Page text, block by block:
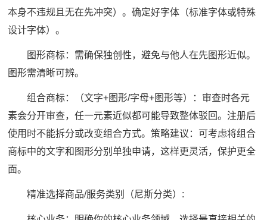
本身不违规且无在先冲突）。确定好字体（标准字体或特殊
设计字体）。
图形商标：需确保独创性，避免与他人在先图形近似。
图形需清晰可辨。
组合商标：（文字+图形/字母+图形等）：审查时各元
素会分开审查，任一元素近似都可能导致整体驳回。注册后
使用时不能拆分或改变组合方式。策略建议：可考虑将组合
商标中的文字和图形分别单独申请，这样更灵活，保护更全
面。
精准选择商品/服务类别（尼斯分类）: